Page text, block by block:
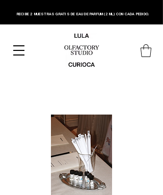
RECIBE 2 MUESTRAS GRATIS DE EAU DE PARFUM (2 ML) CON CADA PEDIDO.